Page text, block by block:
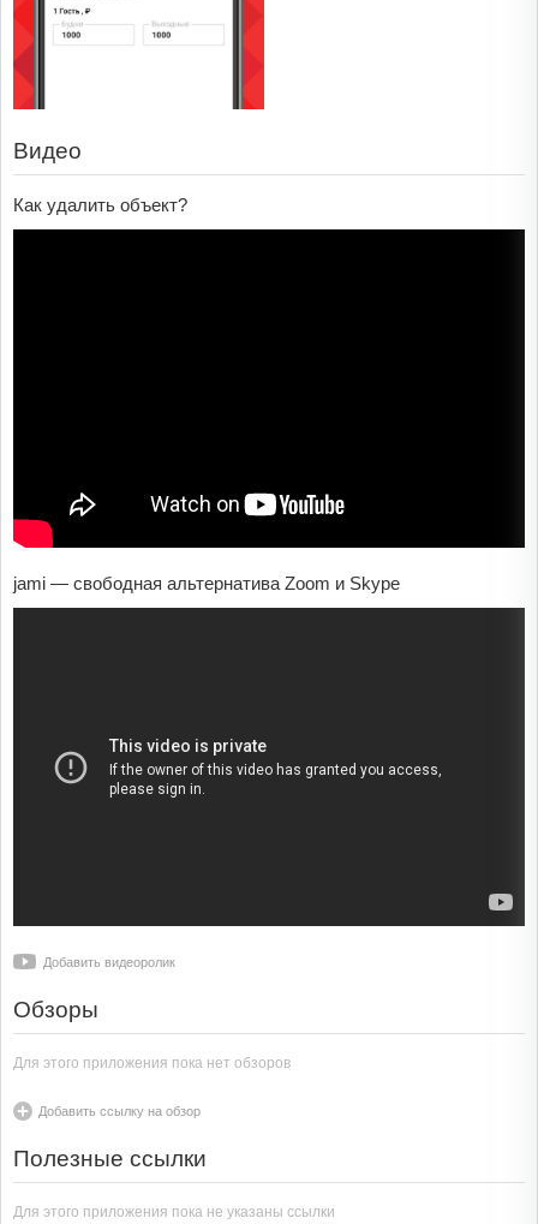
Видео
Как удалить объект?
jami — свободная альтернатива Zoom и Skype
Добавить видеоролик
Обзоры
Для этого приложения пока нет обзоров
Добавить ссылку на обзор
Полезные ссылки
Для этого приложения пока не указаны ссылки